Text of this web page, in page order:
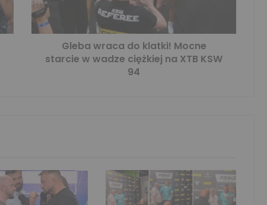
Gleba wraca do klatki! Mocne
starcie w wadze ciężkiej na XTB KSW
94